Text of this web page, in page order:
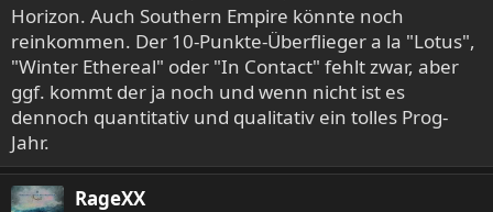
Horizon. Auch Southern Empire könnte noch
reinkommen. Der 10-Punkte-Überflieger a la "Lotus",
"Winter Ethereal" oder "In Contact" fehlt zwar, aber
ggf. kommt der ja noch und wenn nicht ist es
dennoch quantitativ und qualitativ ein tolles Prog-
Jahr.
RageXX